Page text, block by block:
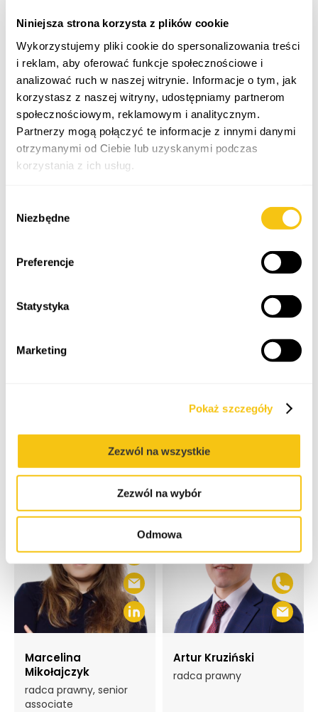
Niniejsza strona korzysta z plików cookie
Wykorzystujemy pliki cookie do spersonalizowania treści
i reklam, aby oferować funkcje społecznościowe i
analizować ruch w naszej witrynie. Informacje o tym, jak
korzystasz z naszej witryny, udostępniamy partnerom
społecznościowym, reklamowym i analitycznym.
Partnerzy mogą połączyć te informacje z innymi danymi
otrzymanymi od Ciebie lub uzyskanymi podczas
korzystania z ich usług.
zgody
Niezbędne
Preferencje
Statystyka
Marketing
Pokaż szczegóły
Zezwól na wszystkie
Zezwól na wybór
Odmowa
kancelarii
radca prawny, junior
Magdalena
radca prawny, principal
associate
Marcelina
Mikołajczyk
radca prawny, senior
associate
Artur Kruziński
radca prawny